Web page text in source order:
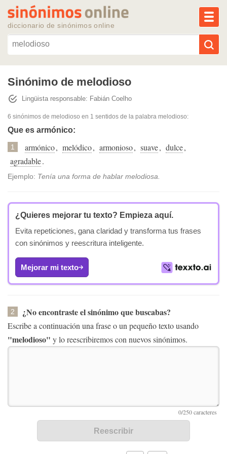
diccionario de sinónimos online
Reescribir texto con IA
Sinónimos populares
Temas recientes
Sinónimo de melodioso
Lingüista responsable: Fabián Coelho
6 sinónimos de melodioso en 1 sentidos de la palabra melodioso:
Que es armónico:
1 armónico, melódico, armonioso, suave, dulce,
agradable.
Ejemplo: Tenía una forma de hablar melodiosa.
¿Quieres mejorar tu texto? Empieza aquí.
Evita repeticiones, gana claridad y transforma tus frases
con sinónimos y reescritura inteligente.
Mejorar mi texto
2 ¿No encontraste el sinónimo que buscabas?
Escribe a continuación una frase o un pequeño texto usando
"melodioso" y lo reescribiremos con nuevos sinónimos.